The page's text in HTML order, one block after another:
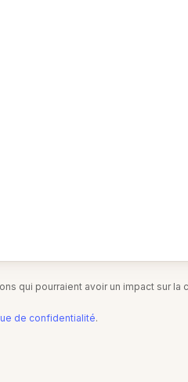
qui pourraient avoir un impact sur la
de confidentialité.